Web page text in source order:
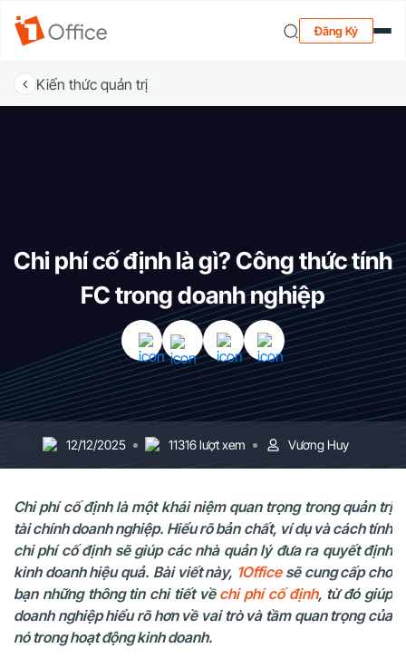
Đăng Ký
Kiến thức quản trị
Chi phí cố định là gì? Công thức tính
FC trong doanh nghiệp
12/12/2025 11316 lượt xem Vương Huy
Chi phí cố định là một khái niệm quan trọng trong quản trị
tài chính doanh nghiệp. Hiểu rõ bản chất, ví dụ và cách tính
chi phí cố định sẽ giúp các nhà quản lý đưa ra quyết định
kinh doanh hiệu quả. Bài viết này, 1Officesẽ cung cấp cho
bạn những thông tin chi tiết về chi phí cố định, từ đó giúp
doanh nghiệp hiểu rõ hơn về vai trò và tầm quan trọng của
nó trong hoạt động kinh doanh.